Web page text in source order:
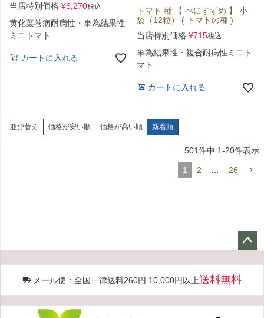
当店特別価格 ¥6,270税込
黄化葉巻病耐病性・単為結果性
ミニトマト
カートに入れる
トマト 種 【 べにすずめ 】 小
袋（12粒） ( トマトの種 )
当店特別価格 ¥715税込
単為結果性・複合耐病性ミニト
マト
カートに入れる
並び替え 価格が安い順 価格が高い順 新着順
501件中 1-20件表示
1 2 26
ップ
へ
メール便：全国一律送料260円 10,000円以上送料無料